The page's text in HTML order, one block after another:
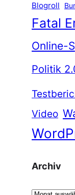
Blogroll
Fatal
Online-
Politik
Video
Archiv
A